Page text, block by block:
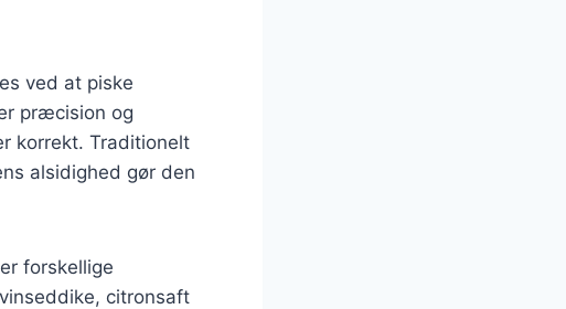
ved at piske
præcision og
korrekt. Traditionelt
alsidighed gør den
forskellige
citronsaft